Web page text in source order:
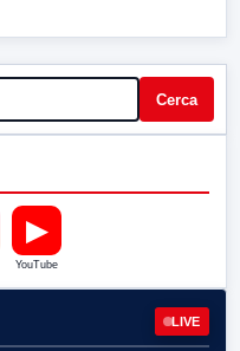
Cerca
▶
YouTube
LIVE